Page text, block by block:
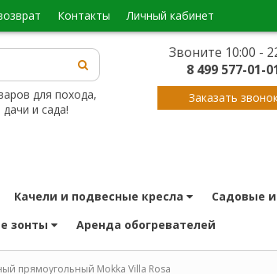
контакты личный кабинет
Звоните 10:00 -
8 499 577-01-
для похода,
и сада!
Заказать
качели и подвесные кресла
садовые
зонты аренда обогревателей
прямоугольный Mokka Villa Rosa